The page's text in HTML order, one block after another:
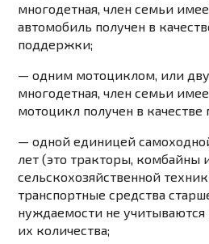
многодетная, член семьи
автомобиль получен в
поддержки;
— одним мотоциклом, или
многодетная, член семьи
мотоцикл получен в
— одной единицей
лет (это тракторы, комбайны
сельскохозяйственной
транспортные средства
нуждаемости не учитываются
их количества;